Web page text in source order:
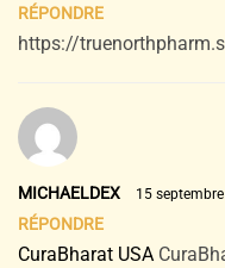
RÉPONDRE
https://
MICHAELDEX 15
RÉPONDRE
CuraBharat USA